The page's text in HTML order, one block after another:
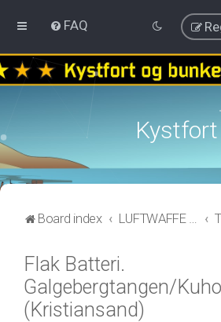
FAQ
Kystfort
Board index LUFTWAFFE / KRIEGSMARINE
Flak Batteri.
Galgebergtangen/
(Kristiansand)